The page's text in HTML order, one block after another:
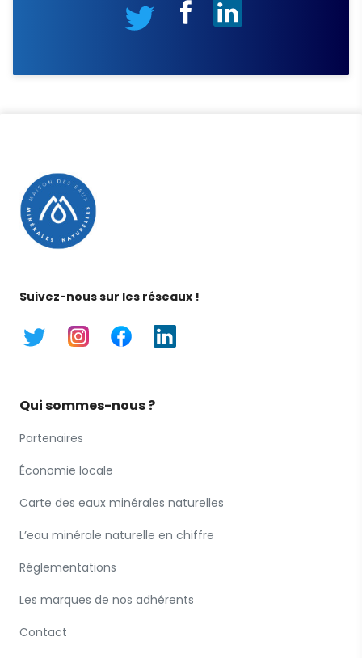
Suivez-nous sur les réseaux !
Qui sommes-nous ?
Partenaires
Économie locale
Carte des eaux minérales naturelles
L’eau minérale naturelle en chiffre
Réglementations
Les marques de nos adhérents
Contact